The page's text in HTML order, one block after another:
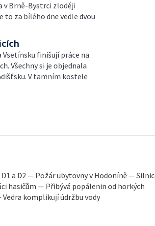
v Brně-Bystrci zloději
to za bílého dne vedle dvou
Vsetínsku finišují práce na
Všechny si je objednala
V tamním kostele
a D2 — Požár ubytovny v Hodoníně —
hasičům — Přibývá popálenin od horkých
komplikují údržbu vody